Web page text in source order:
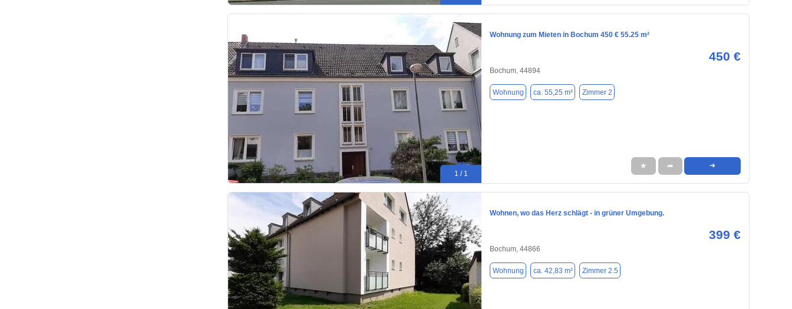
1 / 1
Wohnung zum Mieten in Bochum 450 € 55.25 m²
450 €
Bochum, 44894
Wohnung ca. 55,25 m² Zimmer 2
★ ➦ ➜
Wohnen, wo das Herz schlägt - in grüner Umgebung.
399 €
Bochum, 44866
Wohnung ca. 42,83 m² Zimmer 2.5